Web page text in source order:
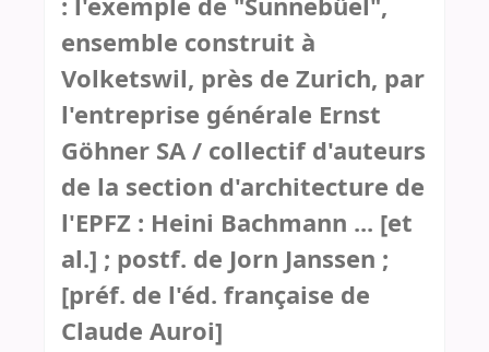
: l'exemple de "Sunnebüel",
ensemble construit à
Volketswil, près de Zurich, par
l'entreprise générale Ernst
Göhner SA / collectif d'auteurs
de la section d'architecture de
l'EPFZ : Heini Bachmann ... [et
al.] ; postf. de Jorn Janssen ;
[préf. de l'éd. française de
Claude Auroi]